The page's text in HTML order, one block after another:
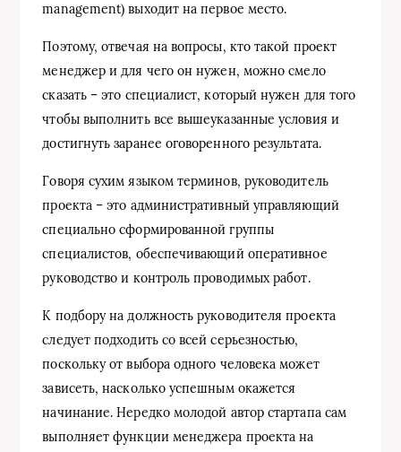
management) выходит на первое место.
Поэтому, отвечая на вопросы, кто такой проект
менеджер и для чего он нужен, можно смело
сказать – это специалист, который нужен для того
чтобы выполнить все вышеуказанные условия и
достигнуть заранее оговоренного результата.
Говоря сухим языком терминов, руководитель
проекта – это административный управляющий
специально сформированной группы
специалистов, обеспечивающий оперативное
руководство и контроль проводимых работ.
К подбору на должность руководителя проекта
следует подходить со всей серьезностью,
поскольку от выбора одного человека может
зависеть, насколько успешным окажется
начинание. Нередко молодой автор стартапа сам
выполняет функции менеджера проекта на